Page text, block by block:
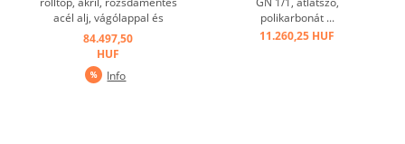
acél alj, vágólappal és
hűtőkkuval ...
84.497,50
HUF
Info
polikarbonát ...
11.260,25 HUF